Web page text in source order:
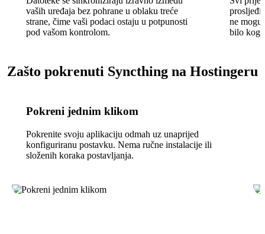
vaših uređaja bez pohrane u oblaku treće
strane, čime vaši podaci ostaju u potpunosti
pod vašom kontrolom.
ne mogu
bilo
Zašto pokrenuti Syncthing na Hostingeru
Pokreni jednim klikom
Pokrenite svoju aplikaciju odmah uz unaprijed
konfiguriranu postavku. Nema ručne instalacije ili
složenih koraka postavljanja.